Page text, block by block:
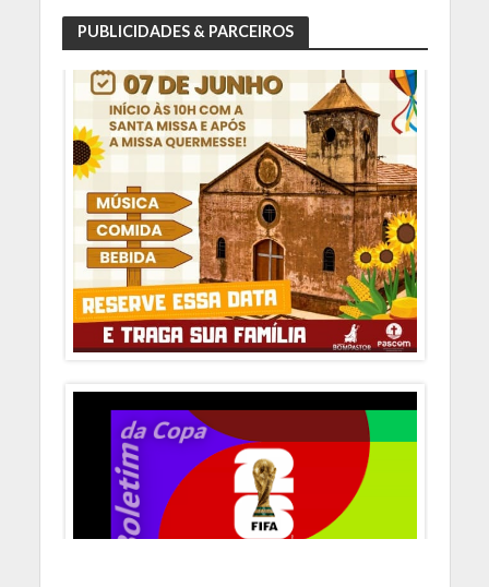
PUBLICIDADES & PARCEIROS